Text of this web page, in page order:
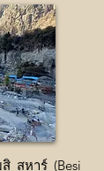
สหาร์ (Besi